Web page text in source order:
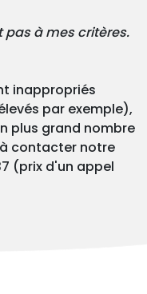
pas à mes critères.
inappropriés
par exemple),
plus grand nombre
contacter notre
(prix d'un appel